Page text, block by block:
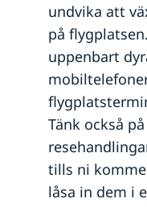
undvika att
på
uppenbart
Tänk också
tills ni
låsa in dem i